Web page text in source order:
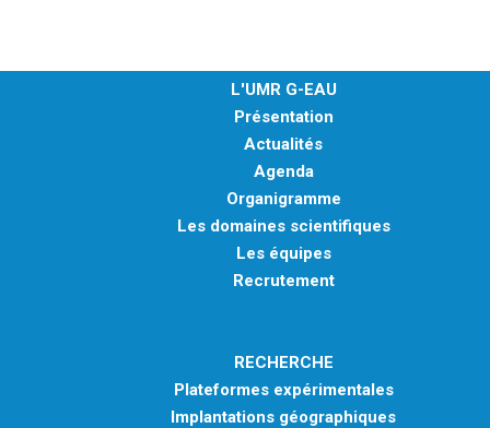
L'UMR G-EAU
Présentation
Actualités
Agenda
Organigramme
Les domaines scientifiques
Les équipes
Recrutement
RECHERCHE
Plateformes expérimentales
Implantations géographiques